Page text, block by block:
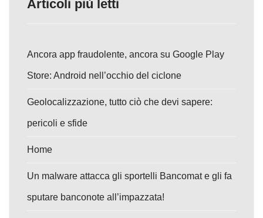
Articoli più letti
Ancora app fraudolente, ancora su Google Play
Store: Android nell’occhio del ciclone
Geolocalizzazione, tutto ciò che devi sapere:
pericoli e sfide
Home
Un malware attacca gli sportelli Bancomat e gli fa
sputare banconote all’impazzata!